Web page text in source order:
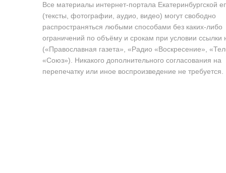
Все материалы интернет-портала Екатеринбургской
(тексты, фотографии, аудио, видео) могут свободно
распространяться любыми способами без каких-либо
ограничений по объёму и срокам при условии ссылки
(«Православная газета», «Радио «Воскресение»,
«Союз»). Никакого дополнительного согласования на
перепечатку или иное воспроизведение не требуется.